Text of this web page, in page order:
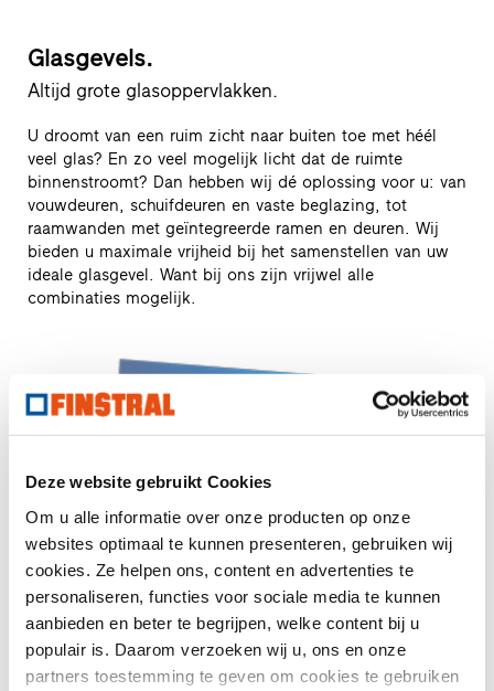
Deze website gebruikt Cookies
Om u alle informatie over onze producten op onze
websites optimaal te kunnen presenteren, gebruiken wij
cookies. Ze helpen ons, content en advertenties te
personaliseren, functies voor sociale media te kunnen
aanbieden en beter te begrijpen, welke content bij u
populair is. Daarom verzoeken wij u, ons en onze
partners toestemming te geven om cookies te gebruiken
Glasgevels.
Altijd grote glasoppervlakken.
U droomt van een ruim zicht naar buiten toe met héél
veel glas? En zo veel mogelijk licht dat de ruimte
binnenstroomt? Dan hebben wij dé oplossing voor u: van
vouwdeuren, schuifdeuren en vaste beglazing, tot
raamwanden met geïntegreerde ramen en deuren. Wij
bieden u maximale vrijheid bij het samenstellen van uw
ideale glasgevel. Want bij ons zijn vrijwel alle
combinaties mogelijk.